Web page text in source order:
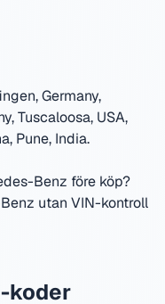
Germany,
Tuscaloosa, USA,
Pune, India.
Benz före köp?
utan VIN-kontroll
koder